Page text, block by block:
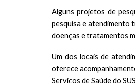
Alguns projetos de
pesquisa e atendimento
doenças e tratamentos
Um dos locais de
oferece
Serviços de Saúde do